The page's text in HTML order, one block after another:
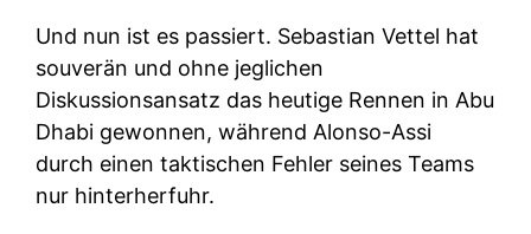
Und nun ist es passiert. Sebastian Vettel hat
souverän und ohne jeglichen
Diskussionsansatz das heutige Rennen in Abu
Dhabi gewonnen, während Alonso-Assi
durch einen taktischen Fehler seines Teams
nur hinterherfuhr.